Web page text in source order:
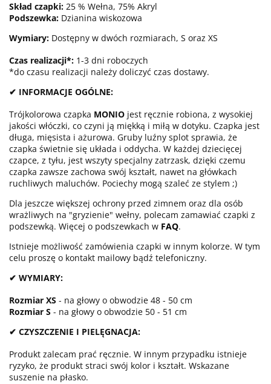
Skład czapki: 25 % Wełna, 75% Akryl
Podszewka: Dzianina wiskozowa
Wymiary: Dostępny w dwóch rozmiarach, S oraz XS
Czas realizacji*: 1-3 dni roboczych
*do czasu realizacji należy doliczyć czas dostawy.
✔ INFORMACJE OGÓLNE:
Trójkolorowa czapka MONIO jest ręcznie robiona, z wysokiej
jakości włóczki, co czyni ją miękką i miłą w dotyku. Czapka jest
długa, mięsista i ażurowa. Gruby luźny splot sprawia, że
czapka świetnie się układa i oddycha. W każdej dziecięcej
czapce, z tyłu, jest wszyty specjalny zatrzask, dzięki czemu
czapka zawsze zachowa swój kształt, nawet na główkach
ruchliwych maluchów. Pociechy mogą szaleć ze stylem ;)
Dla jeszcze większej ochrony przed zimnem oraz dla osób
wrażliwych na "gryzienie" wełny, polecam zamawiać czapki z
podszewką. Więcej o podszewkach w FAQ.
Istnieje możliwość zamówienia czapki w innym kolorze. W tym
celu proszę o kontakt mailowy bądź telefoniczny.
✔ WYMIARY:
Rozmiar XS - na głowy o obwodzie 48 - 50 cm
Rozmiar S - na głowy o obwodzie 50 - 51 cm
✔ CZYSZCZENIE I PIELĘGNACJA:
Produkt zalecam prać ręcznie. W innym przypadku istnieje
ryzyko, że produkt straci swój kolor i kształt. Wskazane
suszenie na płasko.